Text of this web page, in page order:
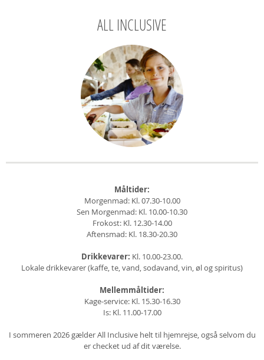
ALL INCLUSIVE
Måltider:
Morgenmad: Kl. 07.30-10.00
Sen Morgenmad: Kl. 10.00-10.30
Frokost: Kl. 12.30-14.00
Aftensmad: Kl. 18.30-20.30
Drikkevarer: Kl. 10.00-23.00.
Lokale drikkevarer (kaffe, te, vand, sodavand, vin, øl og spiritus)
Mellemmåltider:
Kage-service: Kl. 15.30-16.30
Is: Kl. 11.00-17.00
I sommeren 2026 gælder All Inclusive helt til hjemrejse, også selvom du
er checket ud af dit værelse.